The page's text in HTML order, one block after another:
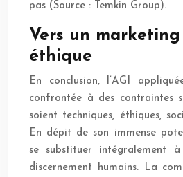
pas (Source : Temkin Group).
Vers un
éthique
En conclusion, l’AGI
confrontée à des contraintes
soient techniques, éthiques,
En dépit de son immense
se substituer intégralement
discernement humains. La